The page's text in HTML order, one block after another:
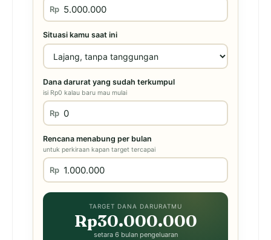
Rp
Situasi kamu saat ini
Dana darurat yang sudah terkumpul
isi Rp0 kalau baru mau mulai
Rp
Rencana menabung per bulan
untuk perkiraan kapan target tercapai
Rp
TARGET DANA DARURATMU
Rp30.000.000
setara 6 bulan pengeluaran